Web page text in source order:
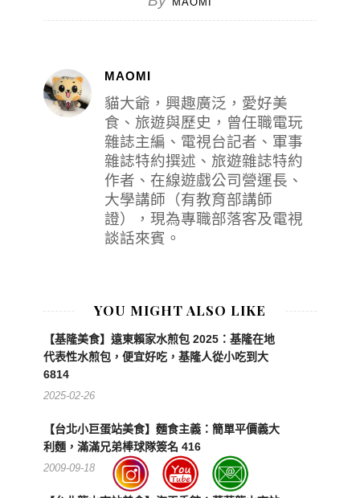
MAOMI
貓大爺，興趣廣泛，愛好美
食、旅遊與歷史，曾任職電玩
雜誌主編、電視台記者、軍事
雜誌特約撰述、旅遊雜誌特約
作者、在線遊戲公司營運長、
大學講師（有教育部講師
證），現為專職部落客及電視
談話來賓。
YOU MIGHT ALSO LIKE
【基隆美食】遠東賴家水煎包 2025：基隆在地
代表性水煎包，便宜好吃，基隆人從小吃到大
6814
2025-02-26
【台北小巨蛋站美食】麵食主義：簡單平價義大
利麵，滿滿兄弟棒球隊簽名 416
2009-09-18